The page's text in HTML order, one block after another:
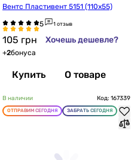
Вентс Пластивент 5151 (110х55)
1 отзыв
105 грн Хочешь дешевле?
+2бонуса
Купить О товаре
В наличии Код: 167339
ОТПРАВИМ СЕГОДНЯ ЗАБРАТЬ СЕГОДНЯ